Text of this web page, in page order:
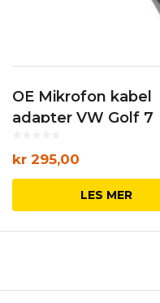
OE Mikrofon kabel
adapter VW Golf 7
kr 295,00
LES MER